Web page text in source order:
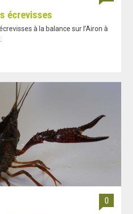
écrevisses
à la balance sur l’Airon à
0